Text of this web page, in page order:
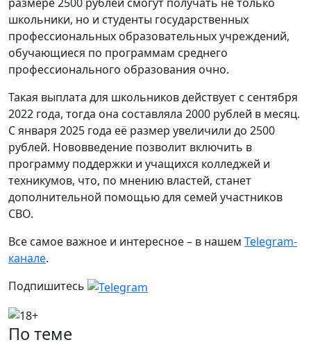
школьники, но и студенты государственных
профессиональных образовательных учреждений,
обучающиеся по программам среднего
профессионального образования очно.
Такая выплата для школьников действует с сентября
2022 года, тогда она составляла 2000 рублей в месяц.
С января 2025 года её размер увеличили до 2500
рублей. Нововведение позволит включить в
программу поддержки и учащихся колледжей и
техникумов, что, по мнению властей, станет
дополнительной помощью для семей участников
СВО.
Все самое важное и интересное – в нашем Telegram-
канале.
Подпишитесь
По теме